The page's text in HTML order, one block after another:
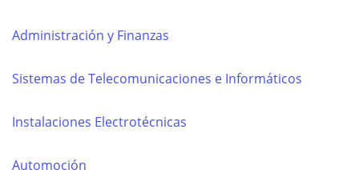
Administración y Finanzas
Sistemas de Telecomunicaciones e Informáticos
Instalaciones Electrotécnicas
Automoción